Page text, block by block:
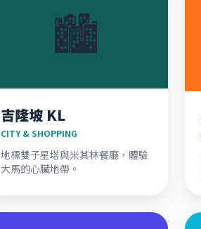
🏙️
吉隆坡 KL
CITY & SHOPPING
地標雙子星塔與米其林餐廳，體驗
大馬的心臟地帶。